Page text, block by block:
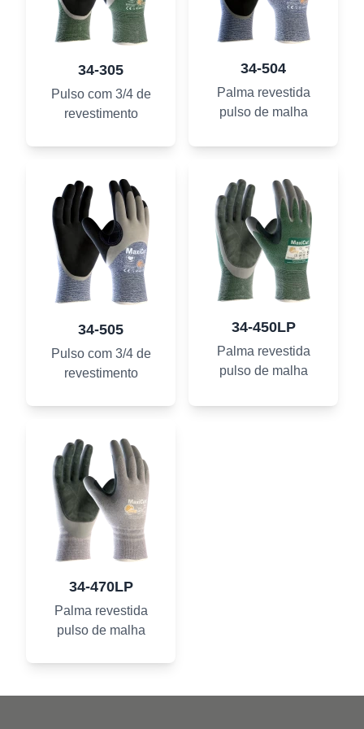
34-305
Pulso com 3/4 de
revestimento
34-504
Palma revestida
pulso de malha
34-505
Pulso com 3/4 de
revestimento
34-450LP
Palma revestida
pulso de malha
34-470LP
Palma revestida
pulso de malha